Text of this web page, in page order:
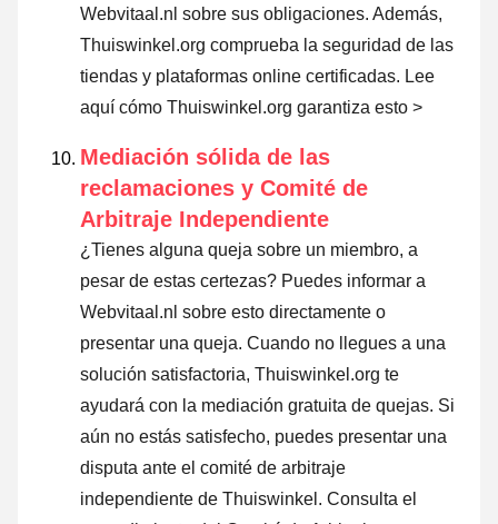
Webvitaal.nl sobre sus obligaciones. Además,
Thuiswinkel.org comprueba la seguridad de las
tiendas y plataformas online certificadas. Lee
aquí cómo Thuiswinkel.org garantiza esto >
Mediación sólida de las
reclamaciones y Comité de
Arbitraje Independiente
¿Tienes alguna queja sobre un miembro, a
pesar de estas certezas? Puedes informar a
Webvitaal.nl sobre esto directamente o
presentar una queja. Cuando no llegues a una
solución satisfactoria, Thuiswinkel.org te
ayudará con la mediación gratuita de quejas. Si
aún no estás satisfecho, puedes presentar una
disputa ante el comité de arbitraje
independiente de Thuiswinkel. Consulta el